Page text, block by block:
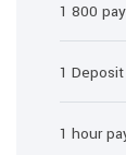
1 800
1
1 hour